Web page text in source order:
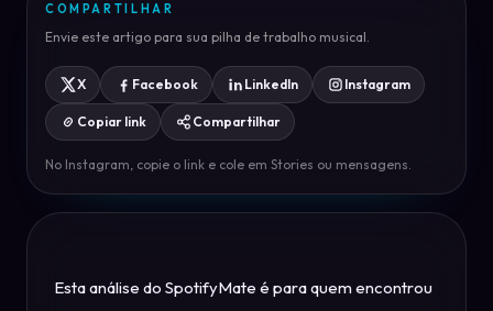
COMPARTILHAR
Envie este artigo para sua pilha de trabalho musical.
X Facebook LinkedIn Instagram
Copiar link Compartilhar
No Instagram, copie o link e cole em Stories ou mensagens.
Esta análise do SpotifyMate é para quem encontrou